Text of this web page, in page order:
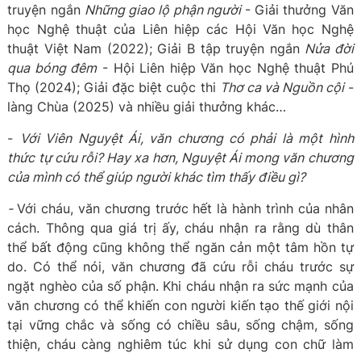
truyện ngắn Những giao lộ phận người- Giải thưởng Văn
học Nghệ thuật của Liên hiệp các Hội Văn học Nghệ
thuật Việt Nam (2022); Giải B tập truyện ngắn Nửa đời
qua bóng đêm- Hội Liên hiệp Văn học Nghệ thuật Phú
Thọ (2024); Giải đặc biệt cuộc thi Thơ ca và Nguồn cội-
làng Chùa (2025) và nhiều giải thưởng khác…
- Với Viên Nguyệt Ái, văn chương có phải là một hình
thức tự cứu rỗi? Hay xa hơn, Nguyệt Ái mong văn chương
của mình có thể giúp người khác tìm thấy điều gì?
-Với cháu, văn chương trước hết là hành trình của nhân
cách. Thông qua giá trị ấy, cháu nhận ra rằng dù thân
thể bất động cũng không thể ngăn cản một tâm hồn tự
do. Có thể nói, văn chương đã cứu rỗi cháu trước sự
ngặt nghèo của số phận. Khi cháu nhận ra sức mạnh của
văn chương có thể khiến con người kiến tạo thế giới nội
tại vững chắc và sống có chiều sâu, sống chậm, sống
thiện, cháu càng nghiêm túc khi sử dụng con chữ làm